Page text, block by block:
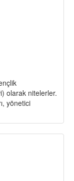
olarak nitelerler.
yönetici